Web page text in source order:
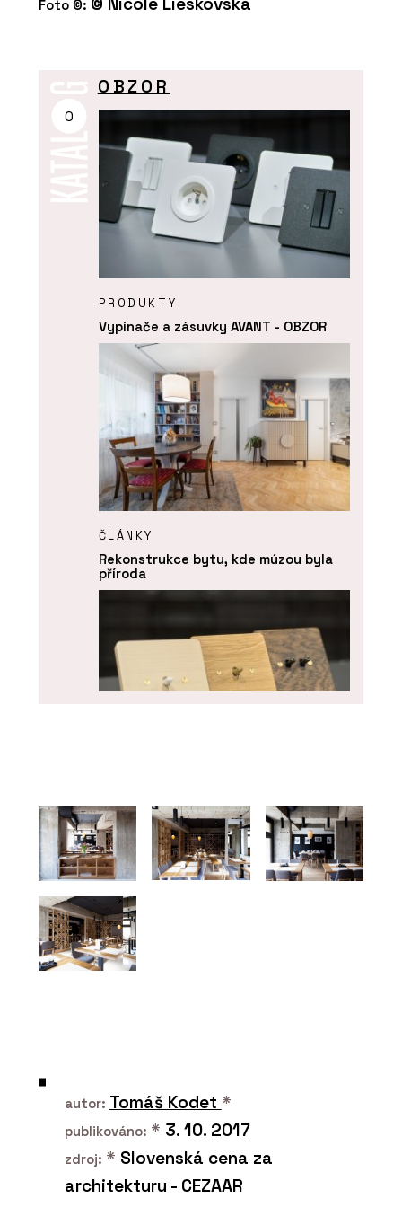
Foto ©:
O
OBZOR
PRODUKTY
Vypínače a zásuvky AVANT - OBZOR
ČLÁNKY
Rekonstrukce bytu, kde múzou byla
příroda
Vypínače a zásuvky NEXA QUADRO -
OBZOR
autor: Tomáš Kodet *
publikováno: * 3. 10. 2017
zdroj: * Slovenská cena za
architekturu - CEZAAR